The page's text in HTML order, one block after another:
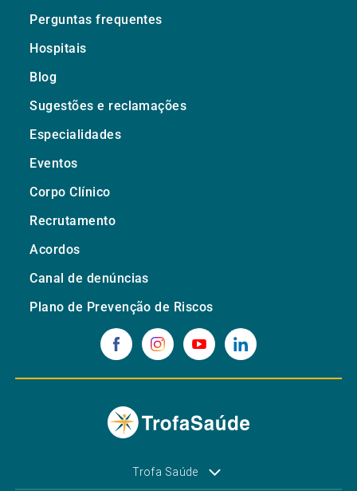
Perguntas frequentes
Hospitais
Blog
Sugestões e reclamações
Especialidades
Eventos
Corpo Clínico
Recrutamento
Acordos
Canal de denúncias
Plano de Prevenção de Riscos
Trofa Saúde